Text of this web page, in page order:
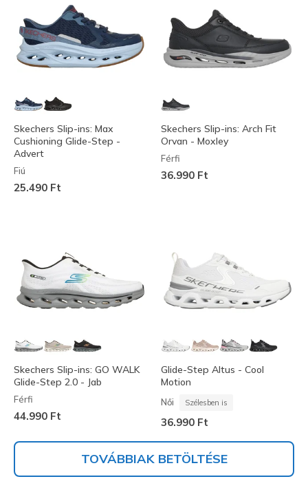
Skechers Slip-ins: Max
Cushioning Glide-Step -
Advert
Fiú
25.490 Ft
Skechers Slip-ins: Arch Fit
Orvan - Moxley
Férfi
36.990 Ft
Skechers Slip-ins: GO WALK
Glide-Step 2.0 - Jab
Férfi
44.990 Ft
Glide-Step Altus - Cool
Motion
Női Szélesben is
36.990 Ft
TOVÁBBIAK BETÖLTÉSE